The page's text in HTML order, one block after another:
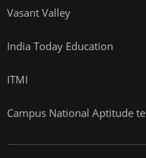
Vasant Valley
India Today Education
ITMI
Campus National Aptitude